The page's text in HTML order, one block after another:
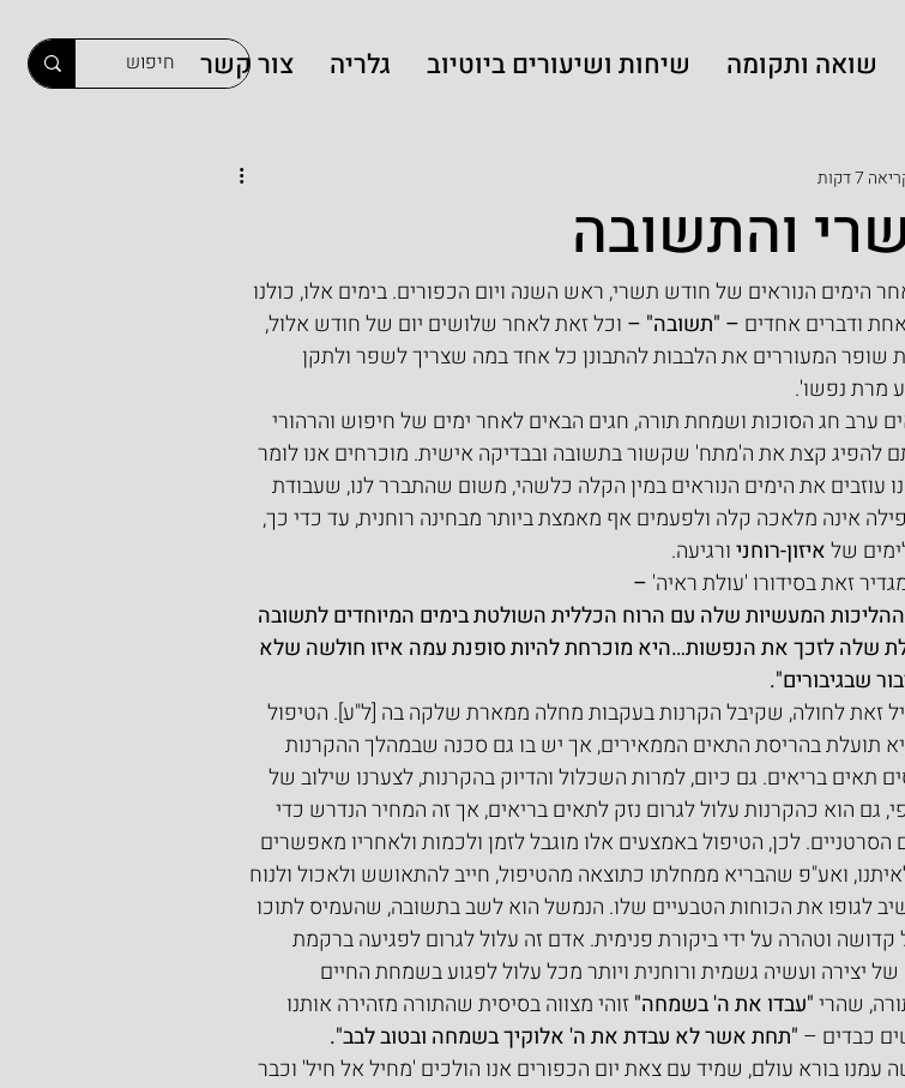
שואה ותקומה שיחות ושיעורים ביוטיוב גלריה צור קשר
והתשובה
7 דקות
הימים הנוראים של חודש תשרי, ראש השנה ויום הכפורים. בימים אלו, כולנו
ודברים אחדים – "תשובה" – וכל זאת לאחר שלושים יום של חודש אלול,
שופר המעוררים את הלבבות להתבונן כל אחד במה שצריך לשפר ולתקן
מרת נפשו'.
ערב חג הסוכות ושמחת תורה, חגים הבאים לאחר ימים של חיפוש והרהורי
להפיג קצת את ה'מתח' שקשור בתשובה ובבדיקה אישית. מוכרחים אנו לומר
עוזבים את הימים הנוראים במין הקלה כלשהי, משום שהתברר לנו, שעבודת
אינה מלאכה קלה ולפעמים אף מאמצת ביותר מבחינה רוחנית, עד כדי כך,
של איזון-רוחני ורגיעה.
זאת בסידורו 'עולת ראיה' –
המעשיות שלה עם הרוח הכללית השולטת בימים המיוחדים לתשובה
שלה לזכך את הנפשות…היא מוכרחת להיות סופנת עמה איזו חולשה שלא
שבגיבורים".
זאת לחולה, שקיבל הקרנות בעקבות מחלה ממארת שלקה בה [ל"ע]. הטיפול
תועלת בהריסת התאים הממאירים, אך יש בו גם סכנה שבמהלך ההקרנות
תאים בריאים. גם כיום, למרות השכלול והדיוק בהקרנות, לצערנו שילוב של
גם הוא כהקרנות עלול לגרום נזק לתאים בריאים, אך זה המחיר הנדרש כדי
לכן, הטיפול באמצעים אלו מוגבל לזמן ולכמות ולאחריו מאפשרים
ואע"פ שהבריא ממחלתו כתוצאה מהטיפול, חייב להתאושש ולאכול ולנוח
לגופו את הכוחות הטבעיים שלו. הנמשל הוא לשב בתשובה, שהעמיס לתוכו
וטהרה על ידי ביקורת פנימית. אדם זה עלול לגרום לפגיעה ברקמת
יצירה ועשיה גשמית ורוחנית ויותר מכל עלול לפגוע בשמחת החיים
שהרי "עבדו את ה' בשמחה" זוהי מצווה בסיסית שהתורה מזהירה אותנו
כבדים – "תחת אשר לא עבדת את ה' אלוקיך בשמחה ובטוב לבב".
עמנו בורא עולם, שמיד עם צאת יום הכפורים אנו הולכים 'מחיל אל חיל' וכבר